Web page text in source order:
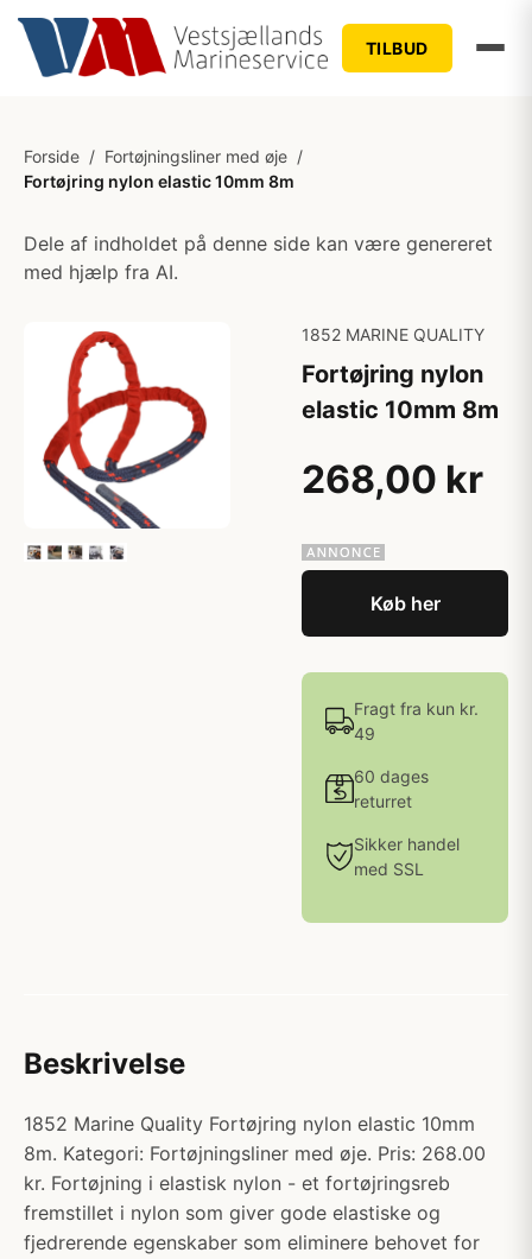
TILBUD
Forside / Fortøjningsliner med øje /
Fortøjring nylon elastic 10mm 8m
Dele af indholdet på denne side kan være genereret
med hjælp fra AI.
1852 MARINE QUALITY
Fortøjring nylon
elastic 10mm 8m
268,00 kr
Køb her
Fragt fra kun kr.
49
60 dages
returret
Sikker handel
med SSL
Beskrivelse
1852 Marine Quality Fortøjring nylon elastic 10mm
8m. Kategori: Fortøjningsliner med øje. Pris: 268.00
kr. Fortøjning i elastisk nylon - et fortøjringsreb
fremstillet i nylon som giver gode elastiske og
fjedrerende egenskaber som eliminere behovet for